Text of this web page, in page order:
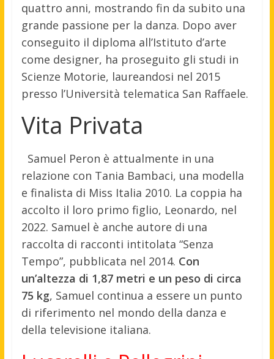
quattro anni, mostrando fin da subito una
grande passione per la danza. Dopo aver
conseguito il diploma all’Istituto d’arte
come designer, ha proseguito gli studi in
Scienze Motorie, laureandosi nel 2015
presso l’Università telematica San Raffaele.
Vita Privata
Samuel Peron è attualmente in una
relazione con Tania Bambaci, una modella
e finalista di Miss Italia 2010. La coppia ha
accolto il loro primo figlio, Leonardo, nel
2022. Samuel è anche autore di una
raccolta di racconti intitolata “Senza
Tempo”, pubblicata nel 2014. Con
un’altezza di 1,87 metri e un peso di circa
75 kg, Samuel continua a essere un punto
di riferimento nel mondo della danza e
della televisione italiana.